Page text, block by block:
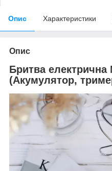
Опис Характеристики
Опис
Бритва електрична
(Акумулятор,